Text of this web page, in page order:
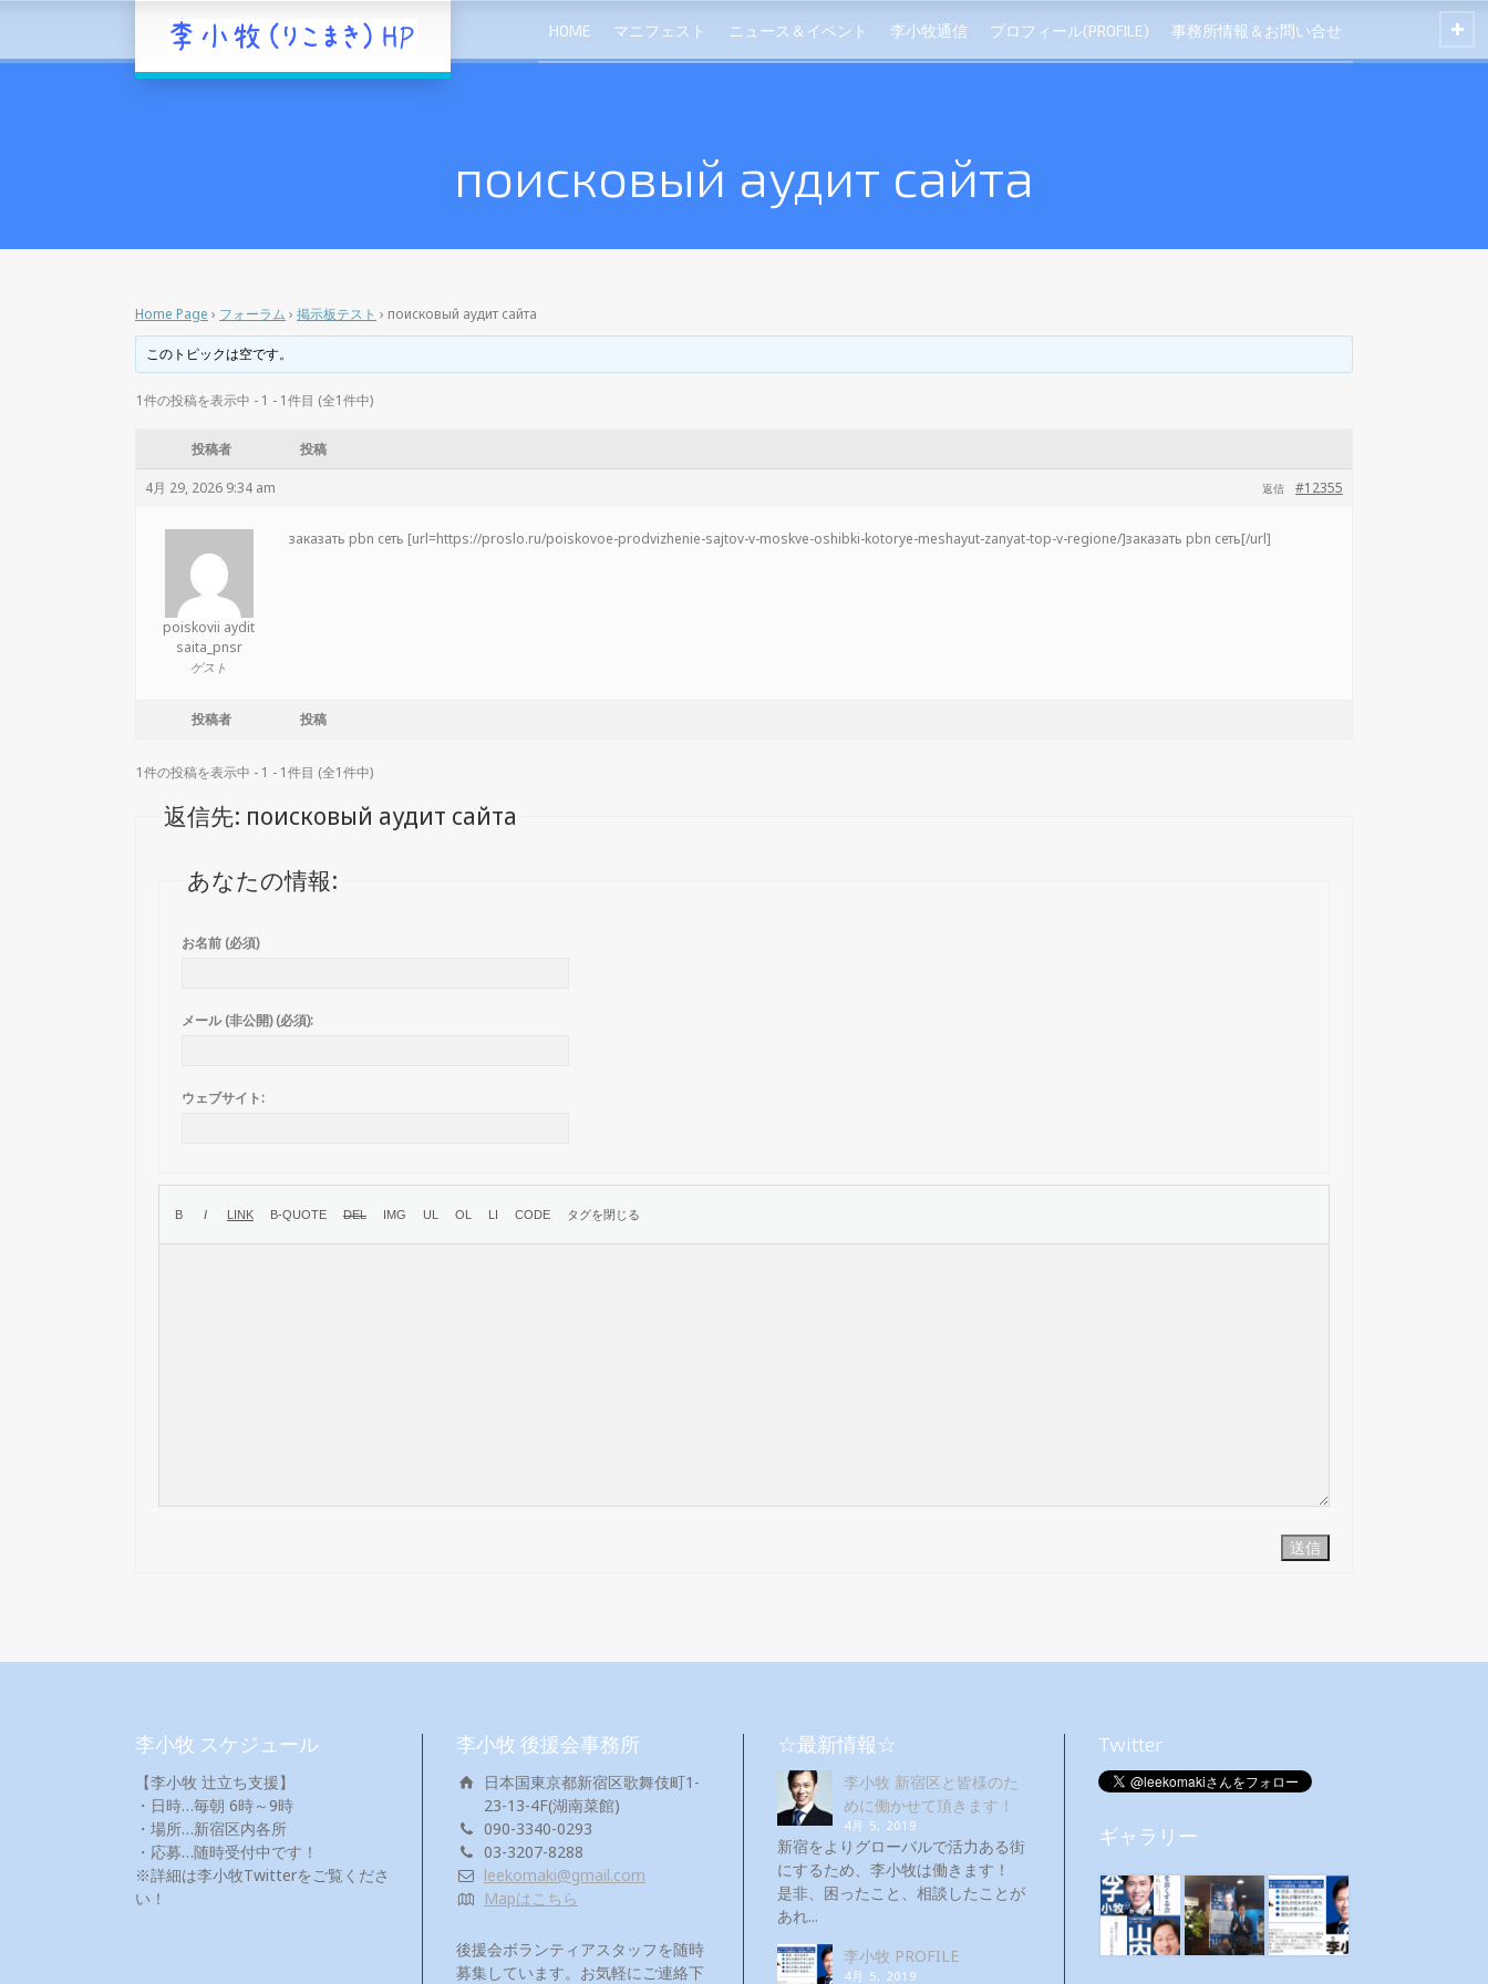
HOME マニフェスト ニュース＆イベント 李小牧通信 プロフィール(PROFILE) 事務所情報＆お問い合せ
поисковый аудит сайта
Home Page › フォーラム › 掲示板テスト › поисковый аудит сайта
このトピックは空です。
1件の投稿を表示中 - 1 - 1件目 (全1件中)
投稿者 投稿
4月 29, 2026 9:34 am #12355
返信
poiskovii aydit
saita_pnsr
ゲスト
заказать pbn сеть [url=https://proslo.ru/poiskovoe-prodvizhenie-sajtov-v-moskve-oshibki-kotorye-meshayut-zanyat-top-v-regione/]заказать pbn сеть[/url]
投稿者 投稿
1件の投稿を表示中 - 1 - 1件目 (全1件中)
返信先: поисковый аудит сайта
あなたの情報:
お名前 (必須)
メール (非公開) (必須):
ウェブサイト:
送信
李小牧 スケジュール
【李小牧 辻立ち支援】
・日時…毎朝 6時～9時
・場所…新宿区内各所
・応募…随時受付中です！
※詳細は李小牧Twitterをご覧くださ
い！
李小牧 後援会事務所
日本国東京都新宿区歌舞伎町1-
23-13-4F(湖南菜館)
090-3340-0293
03-3207-8288
leekomaki@gmail.com
Mapはこちら
後援会ボランティアスタッフを随時
募集しています。お気軽にご連絡下
☆最新情報☆
李小牧 新宿区と皆様のた
めに働かせて頂きます！
4月 5, 2019
新宿をよりグローバルで活力ある街
にするため、李小牧は働きます！
是非、困ったこと、相談したことが
あれ...
李小牧 PROFILE
4月 5, 2019
Twitter
ギャラリー